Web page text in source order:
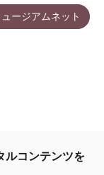
ージアムネット
ルコンテンツを